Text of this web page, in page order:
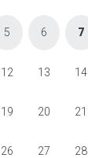
5 6 7
12 13 14
19 20 21
26 27 28